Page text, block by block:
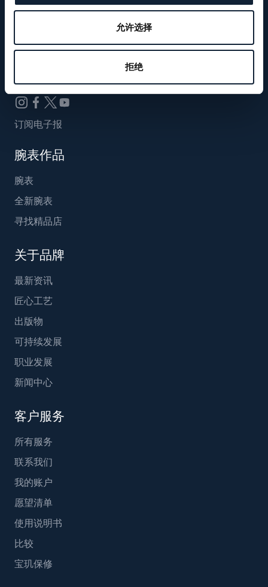
允许选择
拒绝
关注我们
WeChat ID
Breguet_China
订阅电子报
腕表作品
腕表
全新腕表
寻找精品店
关于品牌
最新资讯
匠心工艺
出版物
可持续发展
职业发展
新闻中心
客户服务
所有服务
联系我们
我的账户
愿望清单
使用说明书
比较
宝玑保修